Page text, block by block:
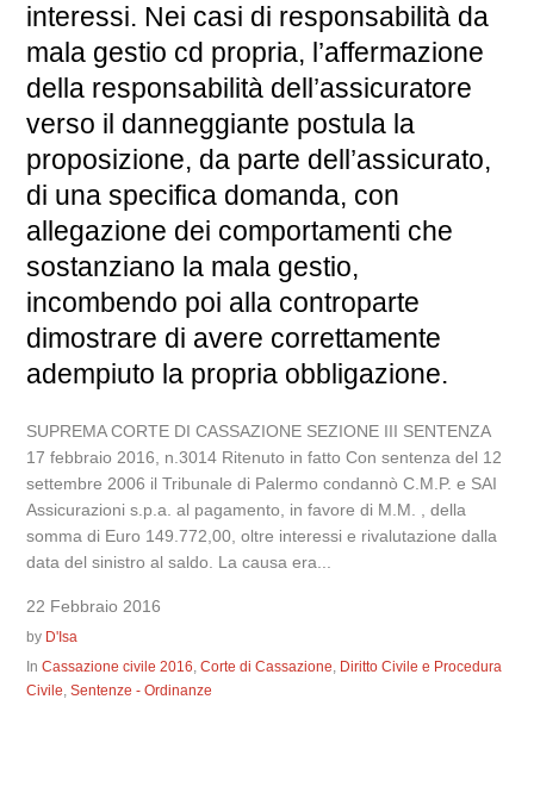
interessi. Nei casi di responsabilità da
mala gestio cd propria, l’affermazione
della responsabilità dell’assicuratore
verso il danneggiante postula la
proposizione, da parte dell’assicurato,
di una specifica domanda, con
allegazione dei comportamenti che
sostanziano la mala gestio,
incombendo poi alla controparte
dimostrare di avere correttamente
adempiuto la propria obbligazione.
SUPREMA CORTE DI CASSAZIONE SEZIONE III SENTENZA
17 febbraio 2016, n.3014 Ritenuto in fatto Con sentenza del 12
settembre 2006 il Tribunale di Palermo condannò C.M.P. e SAI
Assicurazioni s.p.a. al pagamento, in favore di M.M. , della
somma di Euro 149.772,00, oltre interessi e rivalutazione dalla
data del sinistro al saldo. La causa era...
22 Febbraio 2016
by D'Isa
InCassazione civile 2016,Corte di Cassazione, Diritto Civile e Procedura
Civile,Sentenze - Ordinanze